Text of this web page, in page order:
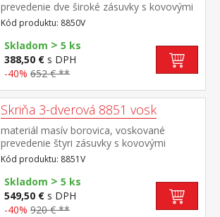
prevedenie dve široké zásuvky s kovovými
pojazdmi v hornej časti šatníková tyč a 3
police odporúčaný nadstavec 8861V
Kód produktu: 8850V
Skladom > 5 ks
388,50 € s DPH
-40% 652 € **
Skriňa 3-dverová 8851 vosk
materiál masív borovica, voskované
prevedenie štyri zásuvky s kovovými
pojazdmi v ľavej časti dve šatníkové tyče, v
strednej časti 1 polica a v pravej časti 3
police odporúčaný nadstavec 8864V
Kód produktu: 8851V
Skladom > 5 ks
549,50 € s DPH
-40% 920 € **